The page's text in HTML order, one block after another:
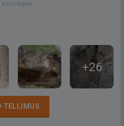
kuud tagasi
+26
TELLIMUS